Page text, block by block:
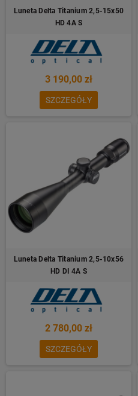
Luneta Delta Titanium 2,5-15x50
HD 4A S
3 190,00 zł
SZCZEGÓŁY
Luneta Delta Titanium 2,5-10x56
HD DI 4A S
2 780,00 zł
SZCZEGÓŁY